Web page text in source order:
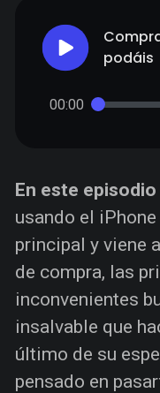
podáis
00:00
En este episodio
usando el
principal y viene
de compra, las
inconvenientes
insalvable que
último de su
pensado en